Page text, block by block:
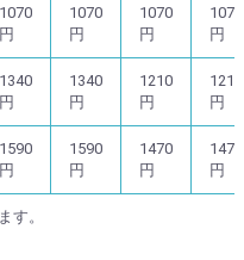
1070
円
1070
円
1070
円
1070
円
1340
円
1340
円
1210
円
1210
円
1590
円
1590
円
1470
円
1470
円
す。